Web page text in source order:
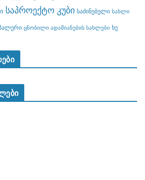
საპროექტო კუბი საძინებელი სახლი
ცნობილი ადამიანების სახლები ხე